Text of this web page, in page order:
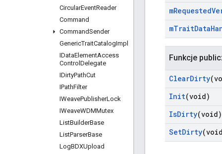
CircularEventReader
Command
CommandSender
GenericTraitCatalogImpl
IDataElementAccess
Control Delegate
IDirtyPathCut
IPathFilter
IWeavePublisherLock
IWeaveWDMMutex
ListBuilderBase
ListParserBase
LogBDXUpload
mRequested
mTraitData
Funkcje
ClearDirty
Init(void)
IsDirty(void)
SetDirty